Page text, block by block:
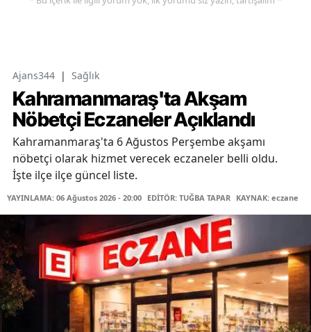
Ajans344 | Sağlık
Kahramanmaraş'ta Akşam
Nöbetçi Eczaneler Açıklandı
Kahramanmaraş'ta 6 Ağustos Perşembe akşamı
nöbetçi olarak hizmet verecek eczaneler belli oldu.
İşte ilçe ilçe güncel liste.
YAYINLAMA: 06 Ağustos 2026 - 20:00 EDİTÖR: TUĞBA TAPAR KAYNAK: eczane